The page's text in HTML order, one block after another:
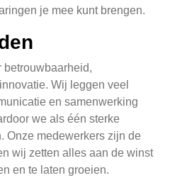
je mee kunt brengen.
betrouwbaarheid,
Wij leggen veel
en samenwerking
we als één sterke
Onze medewerkers zijn de
wij zetten alles aan de winst
en te laten groeien.